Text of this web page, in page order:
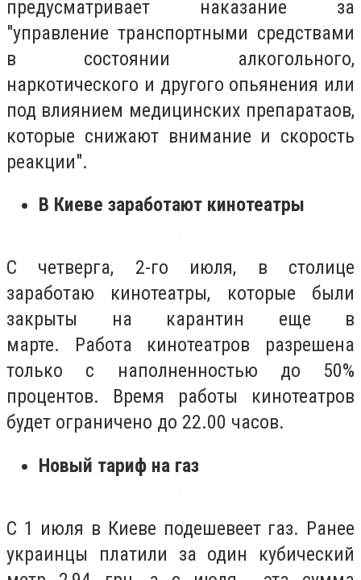
предусматривает наказание за
"управление транспортными средствами
в состоянии алкогольного,
наркотического и другого опьянения или
под влиянием медицинских препаратаов,
которые снижают внимание и скорость
реакции".
В Киеве заработают кинотеатры
С четверга, 2-го июля, в столице
заработаю кинотеатры, которые были
закрыты на карантин еще в
марте. Работа кинотеатров разрешена
только с наполненностью до 50%
процентов. Время работы кинотеатров
будет ограничено до 22.00 часов.
Новый тариф на газ
С 1 июля в Киеве подешевеет газ. Ранее
украинцы платили за один кубический